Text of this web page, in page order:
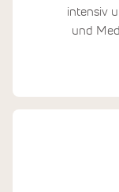
intensiv
und